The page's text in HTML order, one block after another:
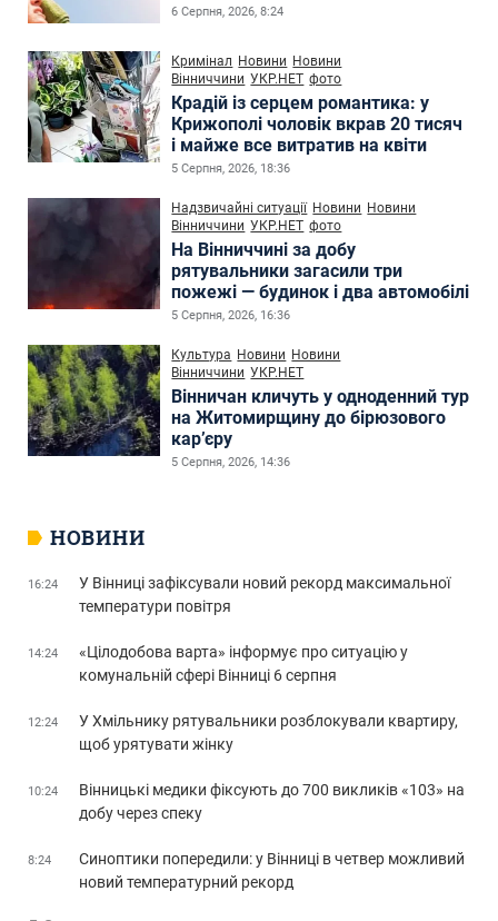
6 Серпня, 2026, 8:24
Кримінал Новини Новини
Вінниччини УКР.НЕТ фото
Крадій із серцем романтика: у
Крижополі чоловік вкрав 20 тисяч
і майже все витратив на квіти
5 Серпня, 2026, 18:36
Надзвичайні ситуації Новини Новини
Вінниччини УКР.НЕТ фото
На Вінниччині за добу
рятувальники загасили три
пожежі — будинок і два автомобілі
5 Серпня, 2026, 16:36
Культура Новини Новини
Вінниччини УКР.НЕТ
Вінничан кличуть у одноденний тур
на Житомирщину до бірюзового
кар’єру
5 Серпня, 2026, 14:36
НОВИНИ
16:24
У Вінниці зафіксували новий рекорд максимальної
температури повітря
14:24
«Цілодобова варта» інформує про ситуацію у
комунальній сфері Вінниці 6 серпня
12:24
У Хмільнику рятувальники розблокували квартиру,
щоб урятувати жінку
10:24
Вінницькі медики фіксують до 700 викликів «103» на
добу через спеку
8:24
Синоптики попередили: у Вінниці в четвер можливий
новий температурний рекорд